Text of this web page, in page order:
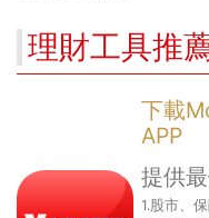
理財工具推
下載
APP
提供
1.股市、